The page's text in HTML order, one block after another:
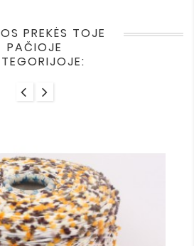
PREKĖS TOJE
PAČIOJE